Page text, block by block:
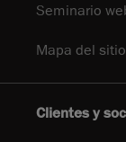
Seminario
Mapa del sitio
Clientes y